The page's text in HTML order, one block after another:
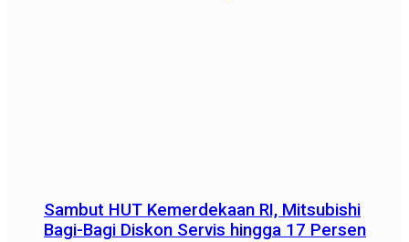
Sambut HUT Kemerdekaan RI, Mitsubishi
Bagi-Bagi Diskon Servis hingga 17 Persen